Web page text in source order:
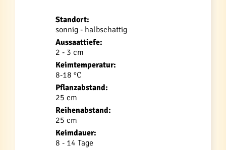
Standort:
sonnig - halbschattig
Aussaattiefe:
2 - 3 cm
Keimtemperatur:
8-18 °C
Pflanzabstand:
25 cm
Reihenabstand:
25 cm
Keimdauer:
8 - 14 Tage